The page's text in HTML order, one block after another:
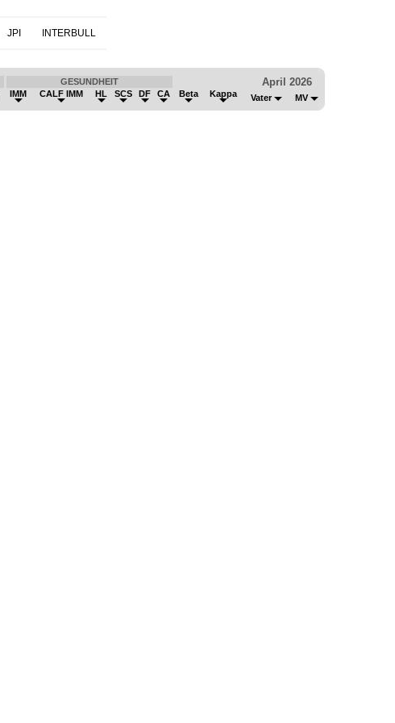
JPI INTERBULL
GESUNDHEIT April 2026
IMM CALF IMM HL SCS DF CA Beta Kappa Vater MV